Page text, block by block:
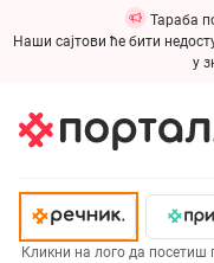
Тараба
Наши сајтови ће бити
у
Кликни на лого да посетиш